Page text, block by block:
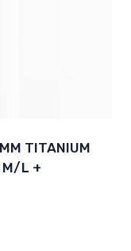
TITANIUM
M/L +